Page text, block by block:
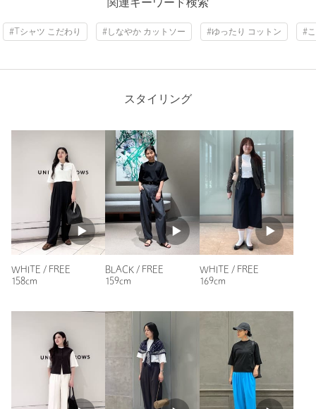
購入サイズ：FREE
｜
購入カラー：BLACK
にインしやすいです。素材は柔らかくて着心地がよいです。
普段の着用サイズ：
3人が参考になったと回答
参考になった
購入サイズ：FREE
購入カラー：WHITE
購入商品のサイズ感：ちょうどよい
初夏から出番の多いカットソーです。
ベストやジレなどのインナーにもピッタリです。
関連キーワード検索
#Tシャツ こだわり #しなやか カットソー #ゆったり コットン #
スタイリング
WHITE / FREE
158cm
BLACK / FREE
159cm
WHITE / FREE
169cm